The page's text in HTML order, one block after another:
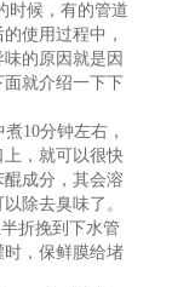
时候，有的管道
使用过程中，
的原因就是因
就介绍一下下
10分钟左右，
，就可以很快
成分，其会溶
除去臭味了。
折挽到下水管
，保鲜膜给堵